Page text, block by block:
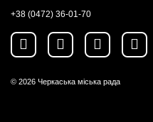
+38 (0472) 36-01-70
© 2026 Черкаська міська рада